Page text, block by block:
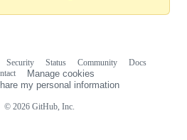
© 2026 GitHub, Inc.
Security Status Community
Docs
Manage cookies
my personal information